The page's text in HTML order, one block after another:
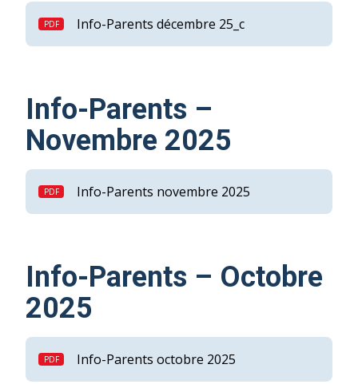
Info-Parents décembre 25_c
Info-Parents –
Novembre 2025
Info-Parents novembre 2025
Info-Parents – Octobre
2025
Info-Parents octobre 2025